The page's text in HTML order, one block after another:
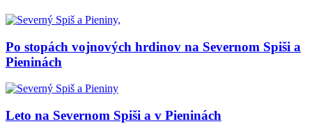
Po stopách vojnových hrdinov na Severnom Spiši a
Pieninách
Leto na Severnom Spiši a v Pieninách